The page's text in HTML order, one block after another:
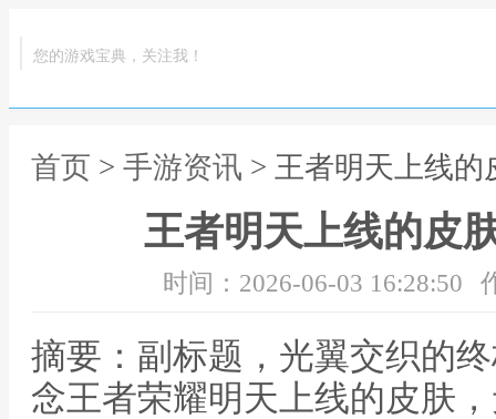
您的游戏宝典，关注我！
首页 > 手游资讯 > 王者明天上线
王者明天上线的皮
时间：2026-06-03 16:28:50
摘要：副标题，光翼交织的
念王者荣耀明天上线的皮肤